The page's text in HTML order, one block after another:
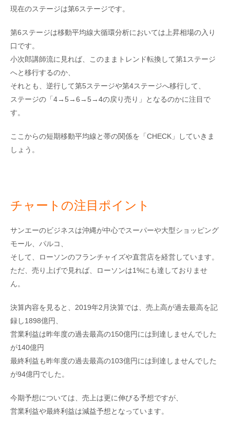
現在のステージは第6ステージです。
第6ステージは移動平均線大循環分析においては上昇相場の入り
口です。
小次郎講師流に見れば、このままトレンド転換して第1ステージ
へと移行するのか、
それとも、逆行して第5ステージや第4ステージへ移行して、
ステージの「4→5→6→5→4の戻り売り」となるのかに注目で
す。
ここからの短期移動平均線と帯の関係を「CHECK」していきま
しょう。
チャートの注目ポイント
サンエーのビジネスは沖縄が中心でスーパーや大型ショッピング
モール、パルコ、
そして、ローソンのフランチャイズや直営店を経営しています。
ただ、売り上げで見れば、ローソンは1%にも達しておりませ
ん。
決算内容を見ると、2019年2月決算では、売上高が過去最高を記
録し1898億円、
営業利益は昨年度の過去最高の150億円には到達しませんでした
が140億円
最終利益も昨年度の過去最高の103億円には到達しませんでした
が94億円でした。
今期予想については、売上は更に伸びる予想ですが、
営業利益や最終利益は減益予想となっています。